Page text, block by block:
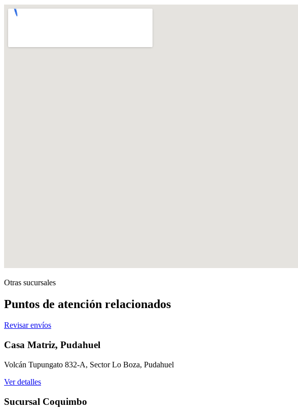
Otras sucursales
Puntos de atención relacionados
Revisar envíos
Casa Matriz, Pudahuel
Volcán Tupungato 832-A, Sector Lo Boza, Pudahuel
Ver detalles
Sucursal Coquimbo